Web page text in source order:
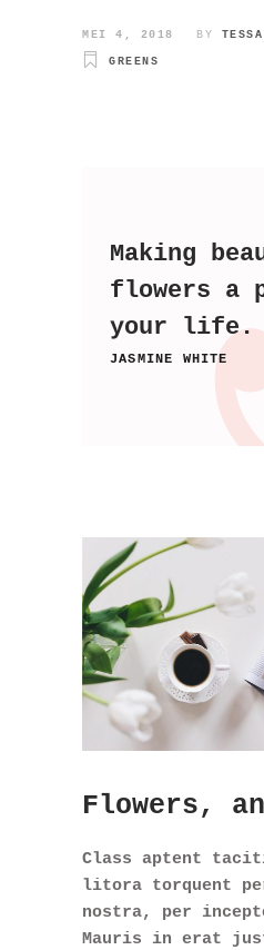
MEI 4, 2018 BY TESSA
GREENS
Making
flowers a
your life.
JASMINE WHITE
Flowers,
Class aptent
litora torquent
nostra, per
Mauris in erat